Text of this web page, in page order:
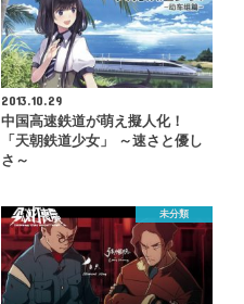
2013.10.29
中国高速鉄道が萌え擬人化！
「天朝鉄道少女」 ～速さと優し
さ～
未分類